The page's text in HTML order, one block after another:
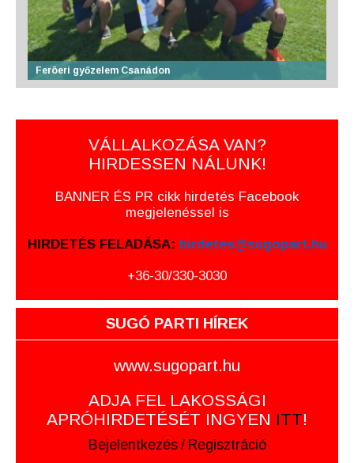
Feröeri győzelem Csanádon
VÁLLALKOZÁSA VAN?
HIRDESSEN NÁLUNK!
BANNER ÉS PR cikk hirdetés Facebook
megjelenéssel is
HIRDETÉS FELADÁSA: hirdetes@sugopart.hu
+36-30/330-3030
SUGÓ PARTI HÍREK
www.sugopart.hu
ADJA FEL LAKOSSÁGI
APRÓHIRDETÉSÉT INGYEN ITT!
Bejelentkezés / Regisztráció